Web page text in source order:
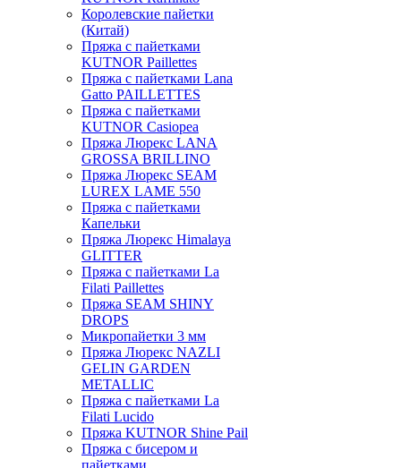
Королевские пайетки
(Китай)
Пряжа с пайетками
KUTNOR Paillettes
Пряжа с пайетками Lana
Gatto PAILLETTES
Пряжа с пайетками
KUTNOR Casiopea
Пряжа Люрекс LANA
GROSSA BRILLINO
Пряжа Люрекс SEAM
LUREX LAME 550
Пряжа с пайетками
Капельки
Пряжа Люрекс Himalaya
GLITTER
Пряжа с пайетками La
Filati Paillettes
Пряжа SEAM SHINY
DROPS
Микропайетки 3 мм
Пряжа Люрекс NAZLI
GELIN GARDEN
METALLIC
Пряжа с пайетками La
Filati Lucido
Пряжа KUTNOR Shine Pail
Пряжа с бисером и
пайетками